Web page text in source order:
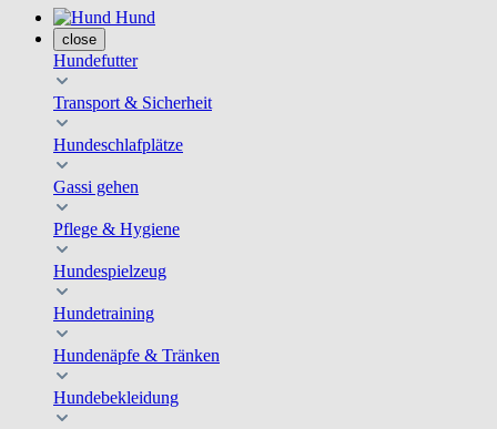
Hund
close
Hundefutter
Transport & Sicherheit
Hundeschlafplätze
Gassi gehen
Pflege & Hygiene
Hundespielzeug
Hundetraining
Hundenäpfe & Tränken
Hundebekleidung